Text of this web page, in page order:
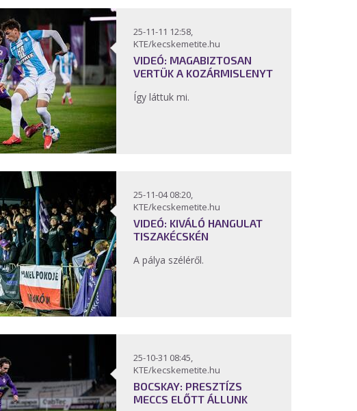
25-11-11 12:58,
KTE/kecskemetite.hu
VIDEÓ: MAGABIZTOSAN
VERTÜK A KOZÁRMISLENYT
Így láttuk mi.
25-11-04 08:20,
KTE/kecskemetite.hu
VIDEÓ: KIVÁLÓ HANGULAT
TISZAKÉCSKÉN
A pálya széléről.
25-10-31 08:45,
KTE/kecskemetite.hu
BOCSKAY: PRESZTÍZS
MECCS ELŐTT ÁLLUNK